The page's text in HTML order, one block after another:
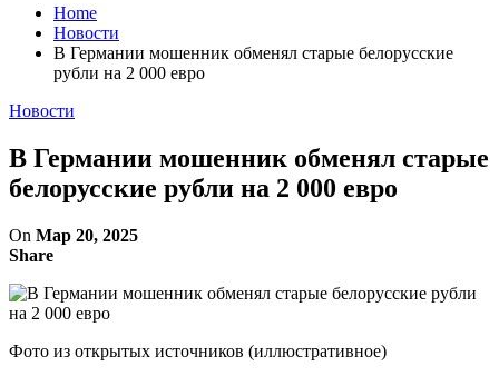
Home
Новости
В Германии мошенник обменял старые белорусские
рубли на 2 000 евро
Новости
В Германии мошенник обменял старые
белорусские рубли на 2 000 евро
On Мар 20, 2025
Share
Фото из открытых источников (иллюстративное)